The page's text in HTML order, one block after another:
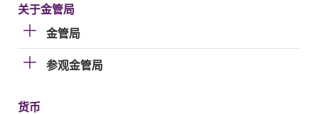
关于金管局
金管局
参观金管局
货币